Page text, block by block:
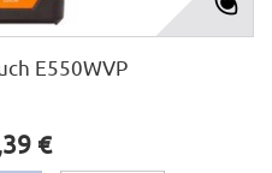
E550WVP
€